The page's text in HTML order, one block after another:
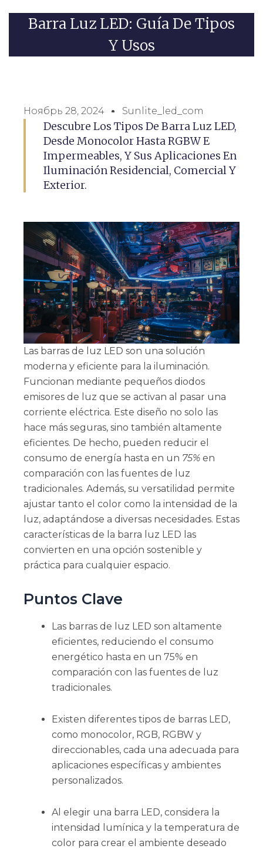
Barra Luz LED: Guía De Tipos
Y Usos
Ноябрь 28, 2024 Sunlite_led_com
Descubre Los Tipos De Barra Luz LED,
Desde Monocolor Hasta RGBW E
Impermeables, Y Sus Aplicaciones En
Iluminación Residencial, Comercial Y
Exterior.
Las barras de luz LED son una solución
moderna y eficiente para la iluminación.
Funcionan mediante pequeños diodos
emisores de luz que se activan al pasar una
corriente eléctrica. Este diseño no solo las
hace más seguras, sino también altamente
eficientes. De hecho, pueden reducir el
consumo de energía hasta en un 75%en
comparación con las fuentes de luz
tradicionales. Además, su versatilidad permite
ajustar tanto el color como la intensidad de la
luz, adaptándose a diversas necesidades. Estas
características de la barra luz LED las
convierten en una opción sostenible y
práctica para cualquier espacio.
Puntos Clave
Las barras de luz LED son altamente
eficientes, reduciendo el consumo
energético hasta en un 75% en
comparación con las fuentes de luz
tradicionales.
Existen diferentes tipos de barras LED,
como monocolor, RGB, RGBW y
direccionables, cada una adecuada para
aplicaciones específicas y ambientes
personalizados.
Al elegir una barra LED, considera la
intensidad lumínica y la temperatura de
color para crear el ambiente deseado